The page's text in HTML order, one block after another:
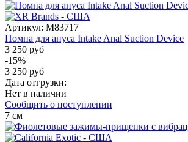
Артикул: M83717
Помпа для ануса Intake Anal Suction Device
3 250 руб
-15%
3 250 руб
Дата отгрузки:
Нет в наличии
Сообщить о поступлении
7 см